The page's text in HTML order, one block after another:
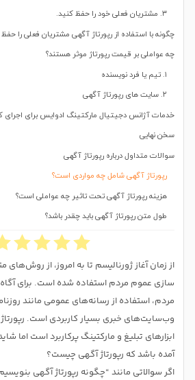
۳. مشتریان فعلی خود را حفظ کنید.
چگونه با استفاده از رپورتاژ آگهی مشتریان فعلی را
چه عواملی بر قیمت رپورتاژ موثر هستند؟
۱. تیم یا فرد نویسنده
۲. سایت های رپورتاژ آگهی
خدمات آژانس دجیتیال مارکتینگ ادوایس برای اجرای
سخن نهایی
سوالات متداول درباره رپورتاژ آگهی
رپورتاژ آگهی شامل چه مواردی است؟
هزینه رپورتاژ آگهی تحت تاثیر چه عواملی است؟
طول متن رپورتاژ آگهی باید چقدر باشد؟
از زمان آغاز ژورنالیسم تا به امروز، از روش‌های
سازی عموم مردم استفاده شده است. برای
مردم، استفاده از رسانه‌های عمومی مانند
وب‌سایت‌های خبری بسیار کاربردی است.
ابزارهای تبلیغ و مارکتینگ پرکاربرد است اما
آمده باشد که رپورتاژ آگهی چیست؟
اگر سوالاتی مانند “چگونه رپورتاژ آگهی